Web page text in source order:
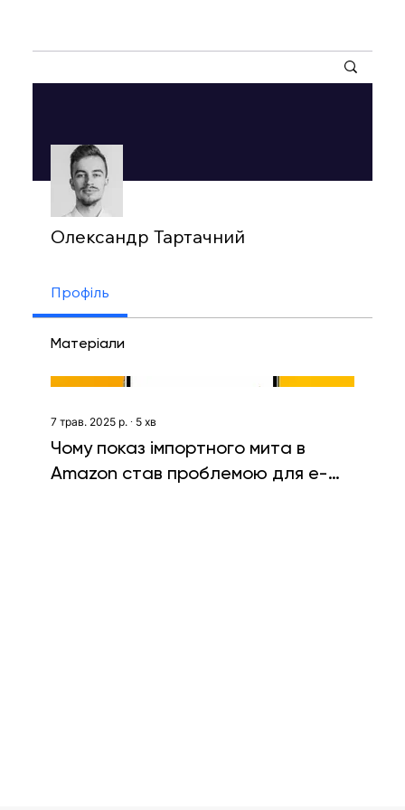
Олександр Тартачний
Профіль
Матеріали
7 трав. 2025 р. ∙ 5 хв
Чому показ імпортного мита в
Amazon став проблемою для e-